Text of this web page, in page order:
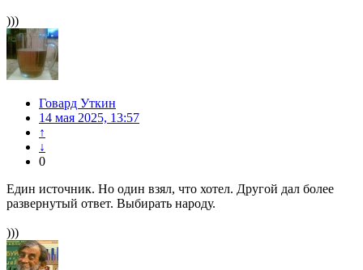
)))
Говард Уткин
14 мая 2025, 13:57
↑
↓
0
Един источник. Но один взял, что хотел. Другой дал более
развернутый ответ. Выбирать народу.
)))